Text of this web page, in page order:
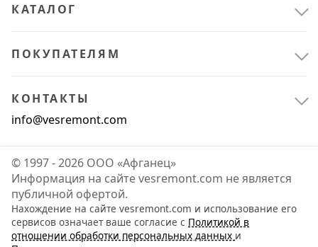
КАТАЛОГ
ПОКУПАТЕЛЯМ
КОНТАКТЫ
info@vesremont.com
© 1997 - 2026 ООО «Афганец»
Информация на сайте vesremont.com не является
публичной офертой.
Нахождение на сайте vesremont.com и использование его
сервисов означает ваше согласие с Политикой в
отношении обработки персональных данных и